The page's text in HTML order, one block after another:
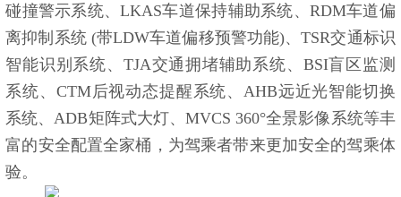
碰撞警示系统、LKAS车道保持辅助系统、RDM车道偏
离抑制系统 (带LDW车道偏移预警功能)、TSR交通标识
智能识别系统、TJA交通拥堵辅助系统、BSI盲区监测
系统、CTM后视动态提醒系统、AHB远近光智能切换
系统、ADB矩阵式大灯、MVCS 360°全景影像系统等丰
富的安全配置全家桶，为驾乘者带来更加安全的驾乘体
验。